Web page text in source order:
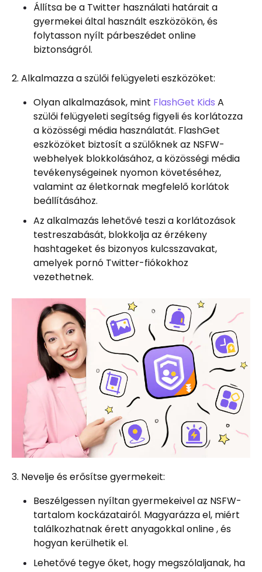
Állítsa be a Twitter használati határait a
gyermekei által használt eszközökön, és
folytasson nyílt párbeszédet online
biztonságról.
2. Alkalmazza a szülői felügyeleti eszközöket:
Olyan alkalmazások, mint FlashGet Kids A
szülői felügyeleti segítség figyeli és korlátozza
a közösségi média használatát. FlashGet
eszközöket biztosít a szülőknek az NSFW-
webhelyek blokkolásához, a közösségi média
tevékenységeinek nyomon követéséhez,
valamint az életkornak megfelelő korlátok
beállításához.
Az alkalmazás lehetővé teszi a korlátozások
testreszabását, blokkolja az érzékeny
hashtageket és bizonyos kulcsszavakat,
amelyek pornó Twitter-fiókokhoz
vezethetnek.
3. Nevelje és erősítse gyermekeit:
Beszélgessen nyíltan gyermekeivel az NSFW-
tartalom kockázatairól. Magyarázza el, miért
találkozhatnak érett anyagokkal online , és
hogyan kerülhetik el.
Lehetővé tegye őket, hogy megszólaljanak, ha